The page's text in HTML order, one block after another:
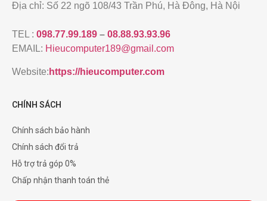
Địa chỉ: Số 22 ngõ 108/43 Trần Phú, Hà Đông, Hà Nội
TEL : 098.77.99.189 – 08.88.93.93.96
EMAIL: Hieucomputer189@gmail.com
Website: https://hieucomputer.com
CHÍNH SÁCH
Chính sách bảo hành
Chính sách đổi trả
Hỗ trợ trả góp 0%
Chấp nhận thanh toán thẻ